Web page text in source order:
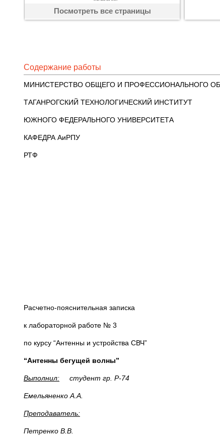
Посмотреть все страницы
Содержание работы
МИНИСТЕРСТВО ОБЩЕГО И ПРОФЕССИОНАЛЬНОГО
ТАГАНРОГСКИЙ ТЕХНОЛОГИЧЕСКИЙ ИНСТИТУТ
ЮЖНОГО ФЕДЕРАЛЬНОГО УНИВЕРСИТЕТА
КАФЕДРА АиРПУ
РТФ
Расчетно-пояснительная записка
к лабораторной работе № 3
по курсу “Антенны и устройства СВЧ”
“Антенны бегущей волны”
Выполнил: студент гр. Р-74
Емельяненко А.А.
Преподаватель:
Петренко В.В.